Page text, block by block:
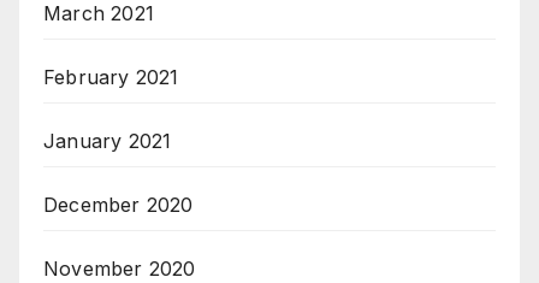
March 2021
February 2021
January 2021
December 2020
November 2020